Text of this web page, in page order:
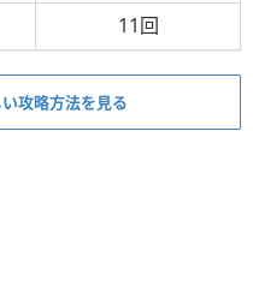
11回
攻略方法を見る